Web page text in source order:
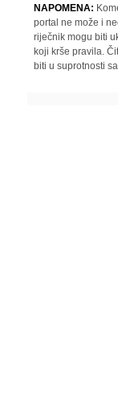
NAPOMENA:
portal ne može i
riječnik mogu biti
koji krše pravila.
biti u suprotnosti